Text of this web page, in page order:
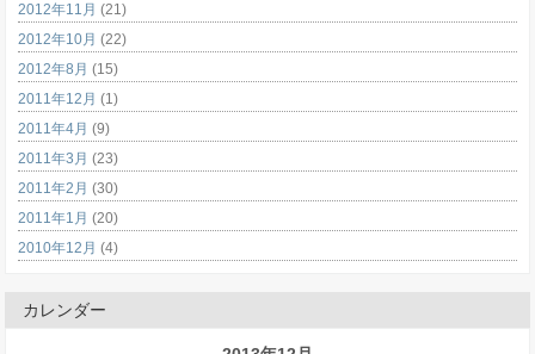
2012年11月 (21)
2012年10月 (22)
2012年8月 (15)
2011年12月 (1)
2011年4月 (9)
2011年3月 (23)
2011年2月 (30)
2011年1月 (20)
2010年12月 (4)
カレンダー